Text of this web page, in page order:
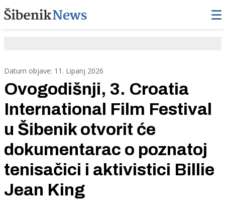
Datum objave: 11. Lipanj 2026
Ovogodišnji, 3. Croatia
International Film Festival
u Šibenik otvorit će
dokumentarac o poznatoj
tenisačici i aktivistici Billie
Jean King